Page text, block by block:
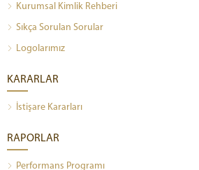
Kurumsal Kimlik Rehberi
Sıkça Sorulan Sorular
Logolarımız
KARARLAR
İstişare Kararları
RAPORLAR
Performans Programı